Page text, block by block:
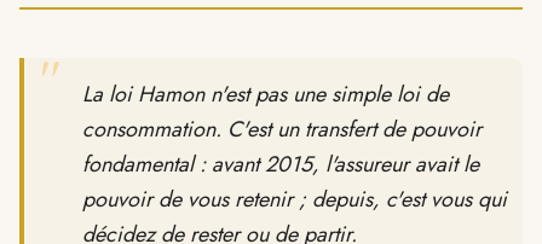
"
La loi Hamon n'est pas une simple loi de
consommation. C'est un transfert de pouvoir
fondamental : avant 2015, l'assureur avait le
pouvoir de vous retenir ; depuis, c'est vous qui
décidez de rester ou de partir.